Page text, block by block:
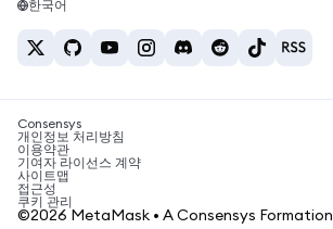
테더 가격
BTC를 INR로 환전
ETH를 USDT로 환전
USDT 매수
SHIB 매수
BNB 매수
솔라나 지갑
암호화폐 세금 뉴스
암호화폐 매수 방법
비트코인 매도 방법
한국어
Consensys
개인정보 처리방침
이용약관
기여자 라이선스 계약
사이트맵
접근성
쿠키 관리
©2026 MetaMask • A Consensys Formation